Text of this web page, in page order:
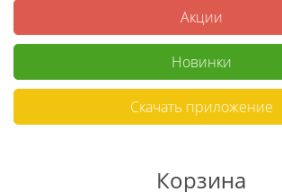
Акции
Новинки
Скачать приложение
Корзина